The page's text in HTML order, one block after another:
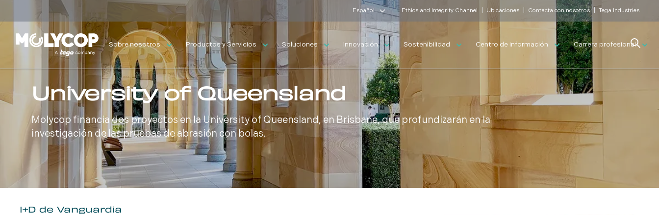
Español Ethics and Integrity Channel Ubicaciones Contacta con nosotros Tega Industries
Sobre nosotros Productos y Servicios Soluciones Innovación Sostenibilidad Centro de información Carrera profesionalSearch
University of Queensland
Molycop financia dos proyectos en la University of Queensland, en Brisbane, que profundizarán en la
investigación de las pruebas de abrasión con bolas.
I+D de Vanguardia